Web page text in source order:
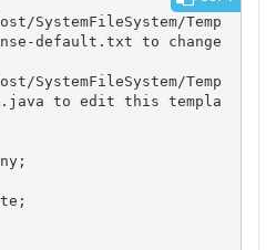
default.txt to change
to edit this templa